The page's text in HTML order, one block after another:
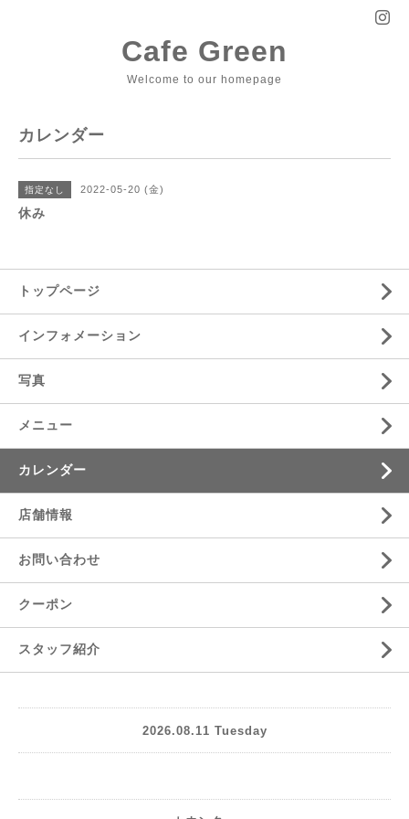
Cafe Green
Welcome to our homepage
カレンダー
指定なし 2022-05-20 (金)
休み
トップページ
インフォメーション
写真
メニュー
カレンダー
店舗情報
お問い合わせ
クーポン
スタッフ紹介
2026.08.11 Tuesday